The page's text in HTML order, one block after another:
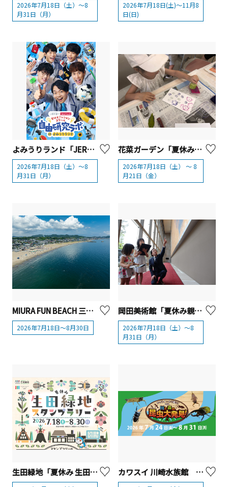
2026年7月18日（土）～8
月31日（月）
2026年7月18日(土)～11月8
日(日)
よみうりランド「JERA×QuizKnock『ゼロエミッションスクール 自由研究ラボ in よみうりランド』」
2026年7月18日（土）～8
月31日（月）
花菜ガーデン「夏休み体験プログラム」【平塚市】
2026年7月18日（土） ～ 8
月21日（金）
MIURA FUN BEACH 三浦海岸（三浦海岸海水浴場）
2026年7月18日～8月30日
岡田美術館「夏休み親子でアート体験」【箱根町】
2026年7月18日（土）～8
月31日（月）
生田緑地「夏休み 生田緑地スタンプラリー」【川崎市】 カワスイ 川崎水族館 夏休み限定イベント「カワスイで カワ遊び！川と森の昆虫大発見！」